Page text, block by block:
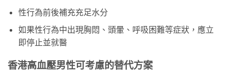
性行為前後補充充足水分
如果性行為中出現胸悶、頭暈、呼吸困難等症狀，應立
即停止並就醫
香港高血壓男性可考慮的替代方案